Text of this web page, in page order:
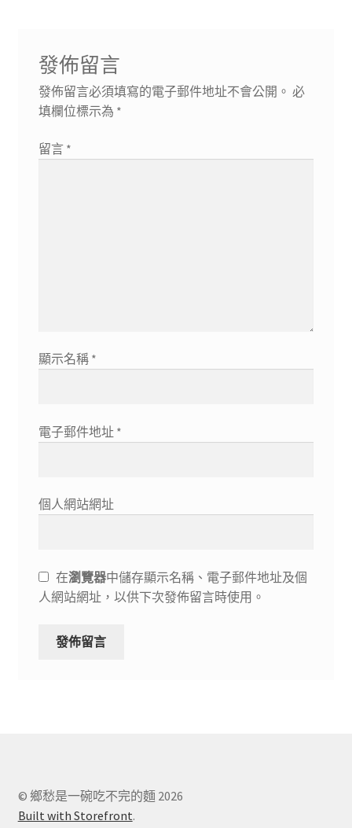
發佈留言
發佈留言必須填寫的電子郵件地址不會公開。 必
填欄位標示為 *
留言 *
顯示名稱 *
電子郵件地址 *
個人網站網址
在瀏覽器中儲存顯示名稱、電子郵件地址及個
人網站網址，以供下次發佈留言時使用。
© 鄉愁是一碗吃不完的麵 2026
Built with Storefront.